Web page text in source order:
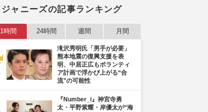
ジャニーズの記事ランキング
1時間 24時間 週間 月間
滝沢秀明氏「男手が必要」
熊本地震の復興支援を表
明、中居正広もボランティ
ア計画で浮かび上がる“合
流”の可能性
『Number_i』神宮寺勇
太・平野紫耀・岸優太が“海